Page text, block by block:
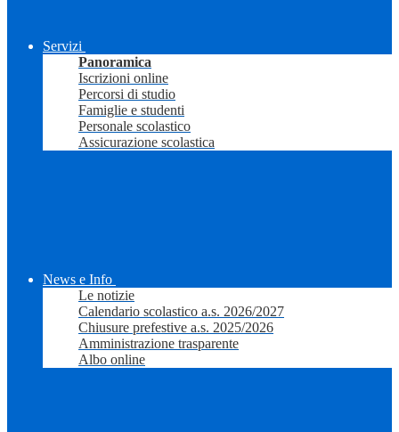
Servizi
Panoramica
Iscrizioni online
Percorsi di studio
Famiglie e studenti
Personale scolastico
Assicurazione scolastica
News e Info
Le notizie
Calendario scolastico a.s. 2026/2027
Chiusure prefestive a.s. 2025/2026
Amministrazione trasparente
Albo online